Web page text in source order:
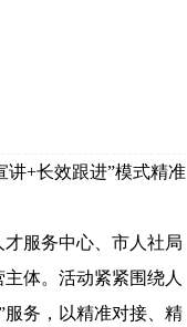
+长效跟进”模式精准
服务中心、市人社局
体。活动紧紧围绕人
务，以精准对接、精